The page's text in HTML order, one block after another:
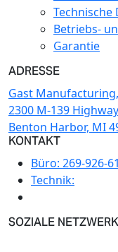
Betriebs-
Garantie
ADRESSE
Gast
2300 M-139 Highway
Benton Harbor, MI
KONTAKT
Büro: 269-926-
Technik:
SOZIALE